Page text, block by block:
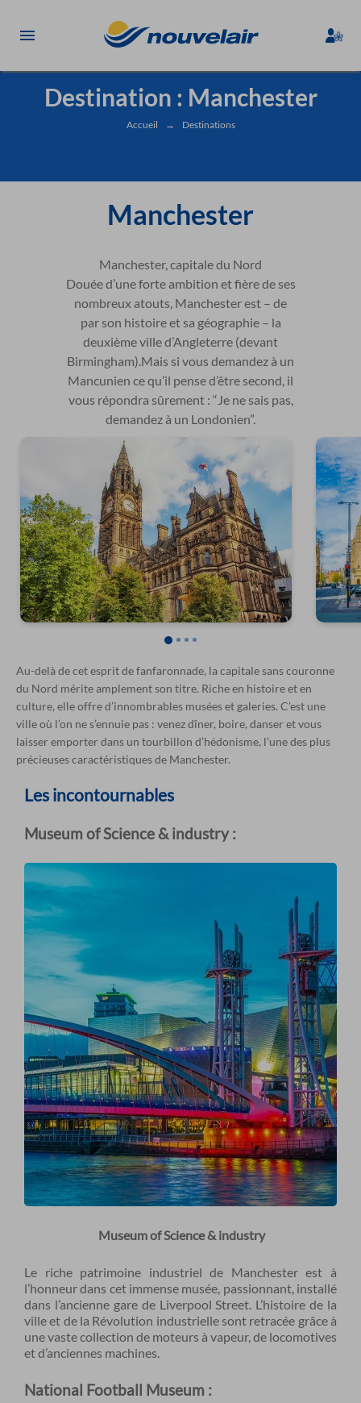
Destination : Manchester
Accueil → Destinations
Manchester
Manchester, capitale du Nord
Douée d’une forte ambition et fière de ses
nombreux atouts, Manchester est – de
par son histoire et sa géographie – la
deuxième ville d’Angleterre (devant
Birmingham).Mais si vous demandez à un
Mancunien ce qu’il pense d’être second, il
vous répondra sûrement : “Je ne sais pas,
demandez à un Londonien”.
Au-delà de cet esprit de fanfaronnade, la capitale sans couronne
du Nord mérite amplement son titre. Riche en histoire et en
culture, elle offre d’innombrables musées et galeries. C’est une
ville où l’on ne s’ennuie pas : venez dîner, boire, danser et vous
laisser emporter dans un tourbillon d’hédonisme, l’une des plus
précieuses caractéristiques de Manchester.
Les incontournables
Museum of Science & industry :
Museum of Science & industry
Le riche patrimoine industriel de Manchester est à
l’honneur dans cet immense musée, passionnant, installé
dans l’ancienne gare de Liverpool Street. L’histoire de la
ville et de la Révolution industrielle sont retracée grâce à
une vaste collection de moteurs à vapeur, de locomotives
et d’anciennes machines.
National Football Museum :